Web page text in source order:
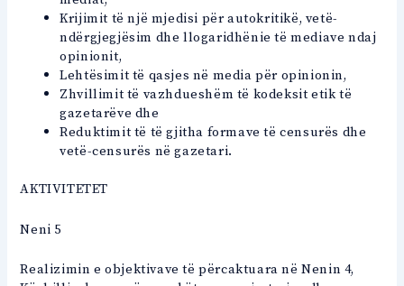
Krijimit të një mjedisi për autokritikë, vetë-
ndërgjegjësim dhe llogaridhënie të mediave ndaj
opinionit,
Lehtësimit të qasjes në media për opinionin,
Zhvillimit të vazhdueshëm të kodeksit etik të
gazetarëve dhe
Reduktimit të të gjitha formave të censurës dhe
vetë-censurës në gazetari.
AKTIVITETET
Neni 5
Realizimin e objektivave të përcaktuara në Nenin 4,